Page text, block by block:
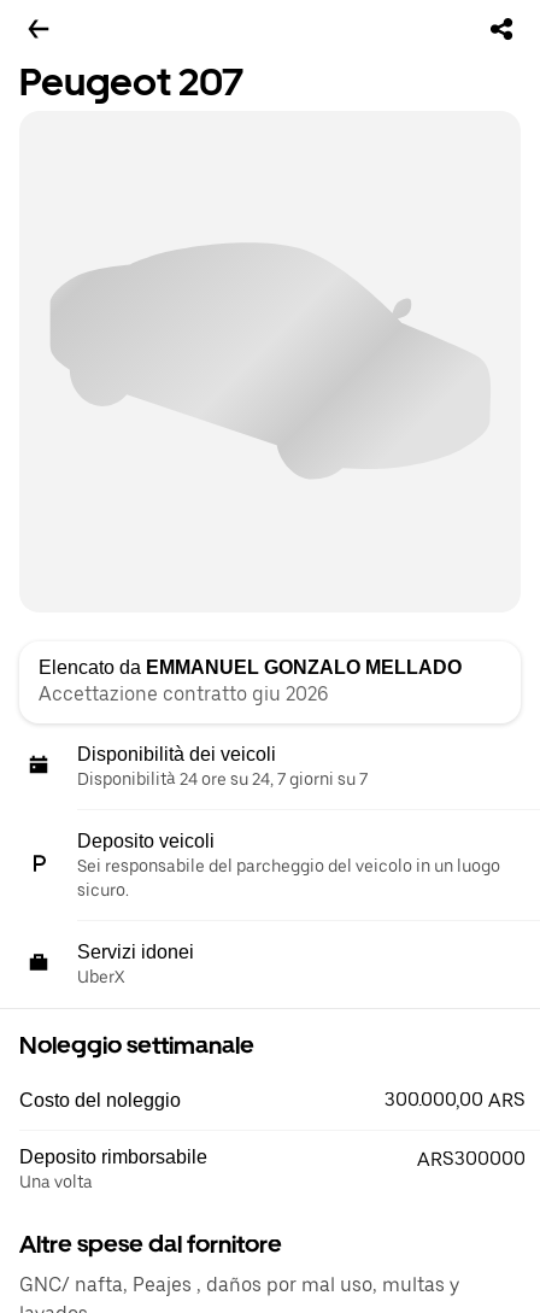
Peugeot 207
Elencato da EMMANUEL GONZALO MELLADO
Accettazione contratto giu 2026
Disponibilità dei veicoli
Disponibilità 24 ore su 24, 7 giorni su 7
Deposito veicoli
Sei responsabile del parcheggio del veicolo in un luogo
sicuro.
Servizi idonei
UberX
Noleggio settimanale
Costo del noleggio 300.000,00 ARS
Deposito rimborsabile
Una volta
ARS300000
Altre spese dal fornitore
GNC/ nafta, Peajes , daños por mal uso, multas y